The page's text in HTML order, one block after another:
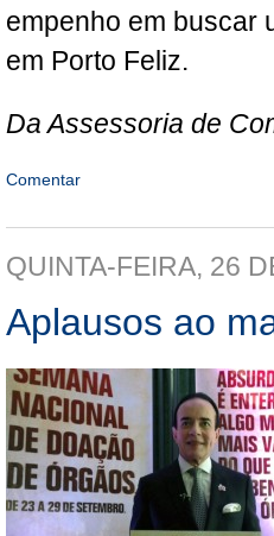
empenho em buscar
em Porto Feliz.
Da Assessoria de
Comentar
QUINTA-FEIRA, 26
Aplausos ao